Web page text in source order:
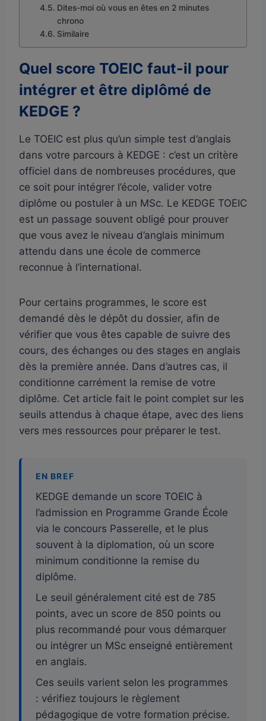
Dites-moi où vous en êtes en 2 minutes
chrono
Similaire
Quel score TOEIC faut-il pour
intégrer et être diplômé de
KEDGE ?
Le TOEIC est plus qu’un simple test d’anglais
dans votre parcours à KEDGE : c’est un critère
officiel dans de nombreuses procédures, que
ce soit pour intégrer l’école, valider votre
diplôme ou postuler à un MSc. Le KEDGE TOEIC
est un passage souvent obligé pour prouver
que vous avez le niveau d’anglais minimum
attendu dans une école de commerce
reconnue à l’international.
Pour certains programmes, le score est
demandé dès le dépôt du dossier, afin de
vérifier que vous êtes capable de suivre des
cours, des échanges ou des stages en anglais
dès la première année. Dans d’autres cas, il
conditionne carrément la remise de votre
diplôme. Cet article fait le point complet sur les
seuils attendus à chaque étape, avec des liens
vers mes ressources pour préparer le test.
EN BREF
KEDGE demande un score TOEIC à
l’admission en Programme Grande École
via le concours Passerelle, et le plus
souvent à la diplomation, où un score
minimum conditionne la remise du
diplôme.
Le seuil généralement cité est de 785
points, avec un score de 850 points ou
plus recommandé pour vous démarquer
ou intégrer un MSc enseigné entièrement
en anglais.
Ces seuils varient selon les programmes
: vérifiez toujours le règlement
pédagogique de votre formation précise.